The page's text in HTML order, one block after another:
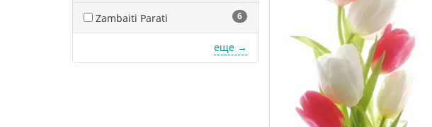
Zambaiti Parati 6
еще →